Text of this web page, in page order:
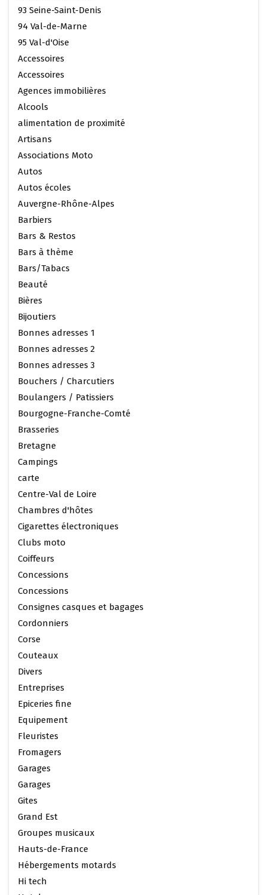
93 Seine-Saint-Denis
94 Val-de-Marne
95 Val-d'Oise
Accessoires
Accessoires
Agences immobilières
Alcools
alimentation de proximité
Artisans
Associations Moto
Autos
Autos écoles
Auvergne-Rhône-Alpes
Barbiers
Bars & Restos
Bars à thème
Bars/Tabacs
Beauté
Bières
Bijoutiers
Bonnes adresses 1
Bonnes adresses 2
Bonnes adresses 3
Bouchers / Charcutiers
Boulangers / Patissiers
Bourgogne-Franche-Comté
Brasseries
Bretagne
Campings
carte
Centre-Val de Loire
Chambres d'hôtes
Cigarettes électroniques
Clubs moto
Coiffeurs
Concessions
Concessions
Consignes casques et bagages
Cordonniers
Corse
Couteaux
Divers
Entreprises
Epiceries fine
Equipement
Fleuristes
Fromagers
Garages
Garages
Gites
Grand Est
Groupes musicaux
Hauts-de-France
Hébergements motards
Hi tech